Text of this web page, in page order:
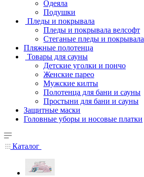
Одеяла
Подушки
Пледы и покрывала
Пледы и покрывала велсофт
Стеганые пледы и покрывала
Пляжные полотенца
Товары для сауны
Детские уголки и пончо
Женские парео
Мужские килты
Полотенца для бани и сауны
Простыни для бани и сауны
Защитные маски
Головные уборы и носовые платки
Каталог